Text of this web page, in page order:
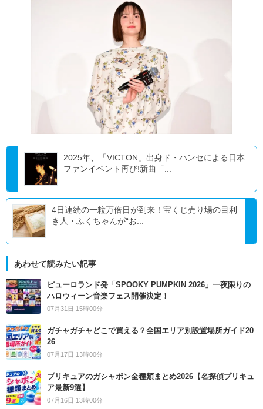
2025年、「VICTON」出身ド・ハンセによる日本
ファンイベント再び!新曲「...
4日連続の一粒万倍日が到来！宝くじ売り場の目利
き人・ふくちゃんが“お...
あわせて読みたい記事
ピューロランド発「SPOOKY PUMPKIN 2026」一夜限りの
ハロウィーン音楽フェス開催決定！
07月31日 15時00分
ガチャガチャどこで買える？全国エリア別設置場所ガイド20
26
07月17日 13時00分
プリキュアのガシャポン全種類まとめ2026【名探偵プリキュ
ア最新9選】
07月16日 13時00分